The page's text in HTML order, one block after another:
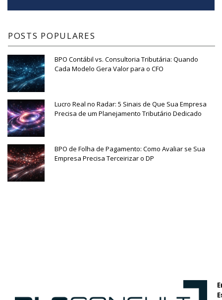
POSTS POPULARES
BPO Contábil vs. Consultoria Tributária: Quando
Cada Modelo Gera Valor para o CFO
Lucro Real no Radar: 5 Sinais de Que Sua Empresa
Precisa de um Planejamento Tributário Dedicado
BPO de Folha de Pagamento: Como Avaliar se Sua
Empresa Precisa Terceirizar o DP